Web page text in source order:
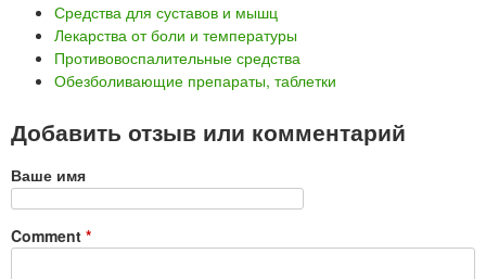
Средства для суставов и мышц
Лекарства от боли и температуры
Противовоспалительные средства
Обезболивающие препараты, таблетки
Добавить отзыв или комментарий
Ваше имя
Comment *